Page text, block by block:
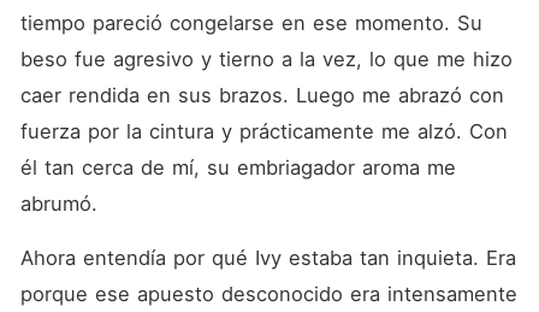
tiempo pareció congelarse en ese momento. Su
beso fue agresivo y tierno a la vez, lo que me hizo
caer rendida en sus brazos. Luego me abrazó con
fuerza por la cintura y prácticamente me alzó. Con
él tan cerca de mí, su embriagador aroma me
abrumó.
Ahora entendía por qué Ivy estaba tan inquieta. Era
porque ese apuesto desconocido era intensamente